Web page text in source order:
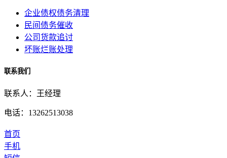
企业债权债务清理
民间债务催收
公司货款追讨
坏账烂账处理
联系我们
联系人：王经理
电话：13262513038
首页
手机